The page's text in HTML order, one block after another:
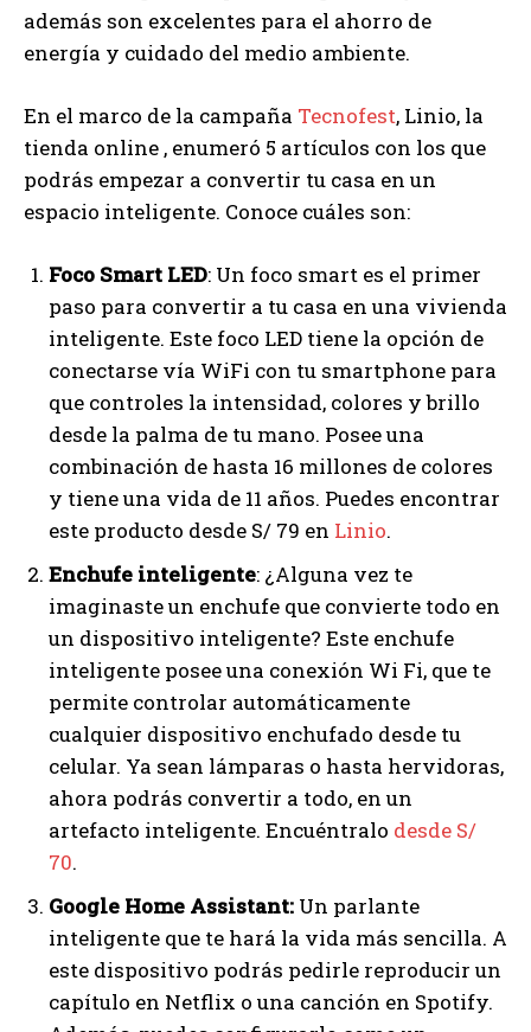
además son excelentes para el ahorro de
energía y cuidado del medio ambiente.
En el marco de la campaña Tecnofest, Linio, la
tienda online , enumeró 5 artículos con los que
podrás empezar a convertir tu casa en un
espacio inteligente. Conoce cuáles son:
Foco Smart LED: Un foco smart es el primer
paso para convertir a tu casa en una vivienda
inteligente. Este foco LED tiene la opción de
conectarse vía WiFi con tu smartphone para
que controles la intensidad, colores y brillo
desde la palma de tu mano. Posee una
combinación de hasta 16 millones de colores
y tiene una vida de 11 años. Puedes encontrar
este producto desde S/ 79 en Linio.
Enchufe inteligente: ¿Alguna vez te
imaginaste un enchufe que convierte todo en
un dispositivo inteligente? Este enchufe
inteligente posee una conexión Wi Fi, que te
permite controlar automáticamente
cualquier dispositivo enchufado desde tu
celular. Ya sean lámparas o hasta hervidoras,
ahora podrás convertir a todo, en un
artefacto inteligente. Encuéntralo desde S/
70.
Google Home Assistant: Un parlante
inteligente que te hará la vida más sencilla. A
este dispositivo podrás pedirle reproducir un
capítulo en Netflix o una canción en Spotify.